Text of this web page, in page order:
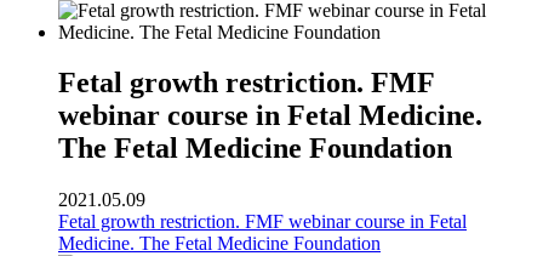
Fetal growth restriction. FMF
webinar course in Fetal Medicine.
The Fetal Medicine Foundation
2021.05.09
Fetal growth restriction. FMF webinar course in Fetal
Medicine. The Fetal Medicine Foundation